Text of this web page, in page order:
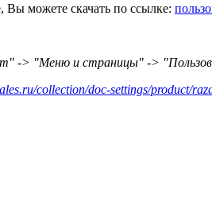
Вы можете скачать по ссылке:
-> "Меню и страницы" ->
collection/doc-settings/product/